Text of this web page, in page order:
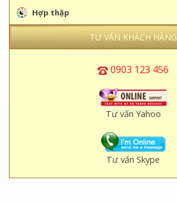
Hợp thập
TƯ VẤN KHÁCH HÀNG
0903 123 456
Tư vấn Yahoo
Tư vấn Skype